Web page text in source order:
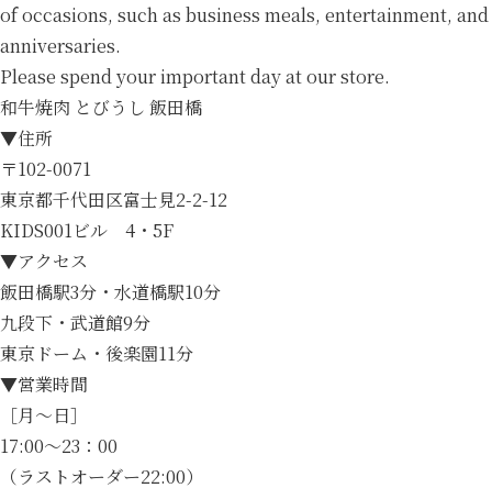
of occasions, such as business meals, entertainment, and
anniversaries.
Please spend your important day at our store.
和牛焼肉 とびうし 飯田橋
▼住所
〒102-0071
東京都千代田区富士見2-2-12
KIDS001ビル 4・5F
▼アクセス
飯田橋駅3分・水道橋駅10分
九段下・武道館9分
東京ドーム・後楽園11分
▼営業時間
［月～日］
17:00～23：00
（ラストオーダー22:00）